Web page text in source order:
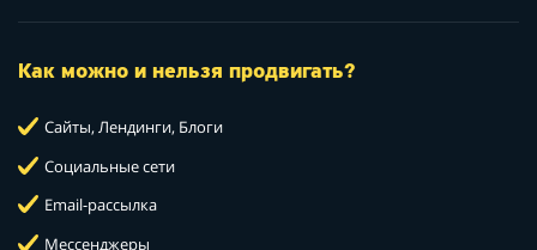
Как можно и нельзя продвигать?
Сайты, Лендинги, Блоги
Социальные сети
Email-рассылка
Мессенджеры